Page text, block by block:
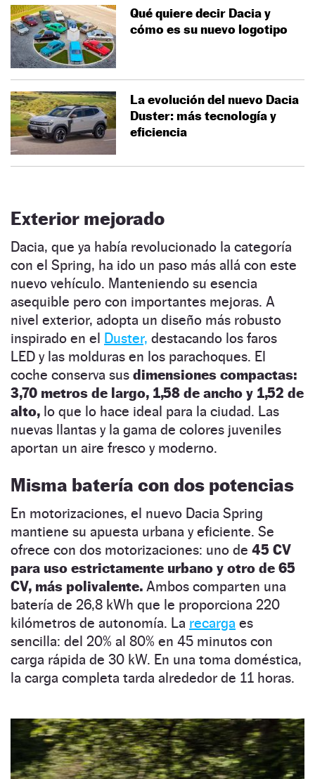
Qué quiere decir Dacia y
cómo es su nuevo logotipo
La evolución del nuevo Dacia
Duster: más tecnología y
eficiencia
Exterior mejorado
Dacia, que ya había revolucionado la categoría
con el Spring, ha ido un paso más allá con este
nuevo vehículo. Manteniendo su esencia
asequible pero con importantes mejoras. A
nivel exterior, adopta un diseño más robusto
inspirado en el Duster, destacando los faros
LED y las molduras en los parachoques. El
coche conserva sus dimensiones compactas:
3,70 metros de largo, 1,58 de ancho y 1,52 de
alto, lo que lo hace ideal para la ciudad. Las
nuevas llantas y la gama de colores juveniles
aportan un aire fresco y moderno.
Misma batería con dos potencias
En motorizaciones, el nuevo Dacia Spring
mantiene su apuesta urbana y eficiente. Se
ofrece con dos motorizaciones: uno de 45 CV
para uso estrictamente urbano y otro de 65
CV, más polivalente. Ambos comparten una
batería de 26,8 kWh que le proporciona 220
kilómetros de autonomía. La recarga es
sencilla: del 20% al 80% en 45 minutos con
carga rápida de 30 kW. En una toma doméstica,
la carga completa tarda alrededor de 11 horas.